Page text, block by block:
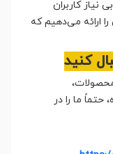
نیاز کاربران
ارائه می‌دهیم که
کنید
ما را در